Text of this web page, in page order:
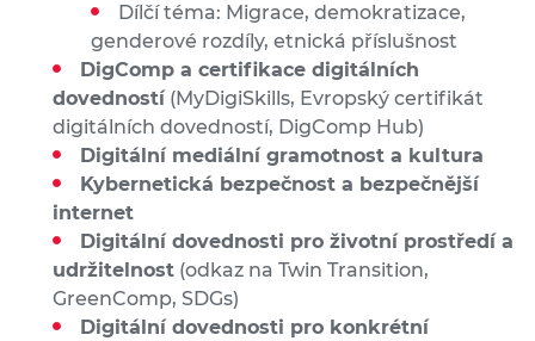
Dílčí téma: Migrace, demokratizace,
genderové rozdíly, etnická příslušnost
DigComp a certifikace digitálních
dovedností (MyDigiSkills, Evropský certifikát
digitálních dovedností, DigComp Hub)
Digitální mediální gramotnost a kultura
Kybernetická bezpečnost a bezpečnější
internet
Digitální dovednosti pro životní prostředí a
udržitelnost (odkaz na Twin Transition,
GreenComp, SDGs)
Digitální dovednosti pro konkrétní